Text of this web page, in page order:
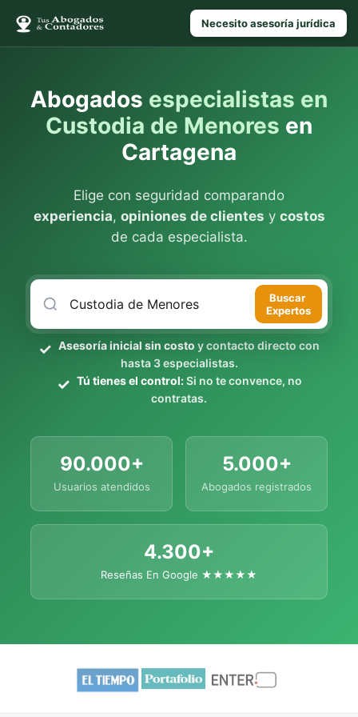
Necesito asesoría jurídica
Abogados especialistas en
Custodia de Menores en
Cartagena
Elige con seguridad comparando
experiencia, opiniones de clientes y costos
de cada especialista.
Buscar
Expertos
Asesoría inicial sin costo y contacto directo con
hasta 3 especialistas.
Tú tienes el control:Si no te convence, no
contratas.
90.000+
Usuarios atendidos
5.000+
Abogados registrados
4.300+
Reseñas En Google ★★★★★